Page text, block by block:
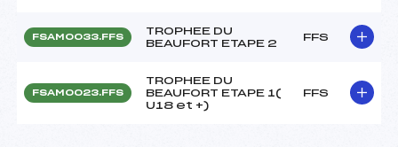
FSAM0033.FFS
TROPHEE DU
BEAUFORT ETAPE 2
FFS
FSAM0023.FFS
TROPHEE DU
BEAUFORT ETAPE 1(
U18 et +)
FFS